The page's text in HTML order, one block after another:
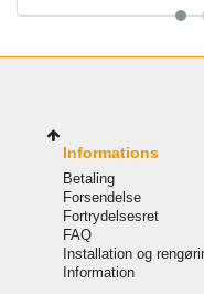
Informations
Betaling
Forsendelse
Fortrydelsesret
FAQ
Installation og
Information